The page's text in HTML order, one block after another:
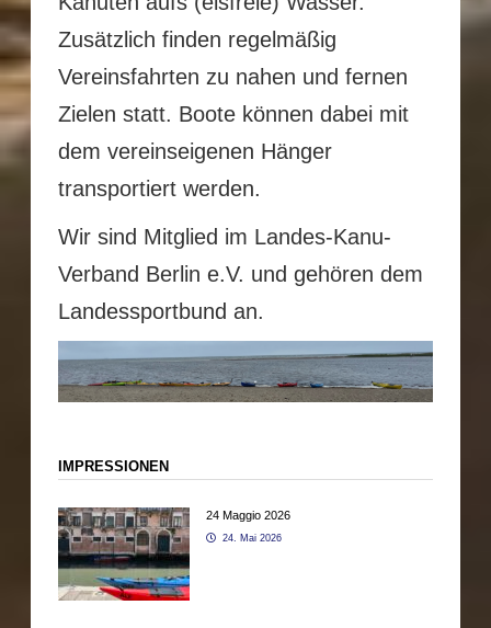
Zusätzlich finden regelmäßig
Vereinsfahrten zu nahen und fernen
Zielen statt. Boote können dabei mit
dem vereinseigenen Hänger
transportiert werden.
Wir sind Mitglied im Landes-Kanu-
Verband Berlin e.V. und gehören dem
Landessportbund an.
IMPRESSIONEN
24 Maggio 2026
24. Mai 2026